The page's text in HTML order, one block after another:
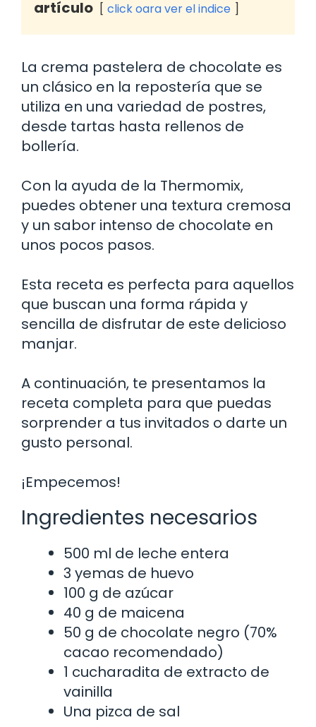
artículo
click oara ver el indice
La crema pastelera de chocolate es
un clásico en la repostería que se
utiliza en una variedad de postres,
desde tartas hasta rellenos de
bollería.
Con la ayuda de la Thermomix,
puedes obtener una textura cremosa
y un sabor intenso de chocolate en
unos pocos pasos.
Esta receta es perfecta para aquellos
que buscan una forma rápida y
sencilla de disfrutar de este delicioso
manjar.
A continuación, te presentamos la
receta completa para que puedas
sorprender a tus invitados o darte un
gusto personal.
¡Empecemos!
Ingredientes necesarios
500 ml de leche entera
3 yemas de huevo
100 g de azúcar
40 g de maicena
50 g de chocolate negro (70%
cacao recomendado)
1 cucharadita de extracto de
vainilla
Una pizca de sal